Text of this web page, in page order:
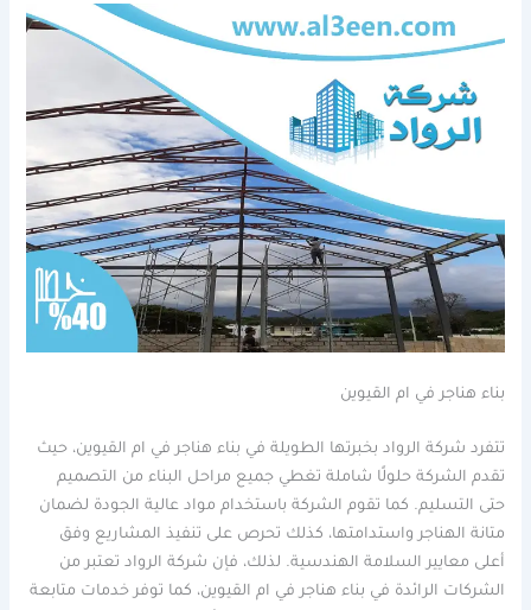
بناء هناجر في ام القيوين
تتفرد شركة الرواد بخبرتها الطويلة في بناء هناجر في ام القيوين، حيث
تقدم الشركة حلولًا شاملة تغطي جميع مراحل البناء من التصميم
حتى التسليم. كما تقوم الشركة باستخدام مواد عالية الجودة لضمان
متانة الهناجر واستدامتها، كذلك تحرص على تنفيذ المشاريع وفق
أعلى معايير السلامة الهندسية. لذلك، فإن شركة الرواد تعتبر من
الشركات الرائدة في بناء هناجر في ام القيوين، كما توفر خدمات متابعة